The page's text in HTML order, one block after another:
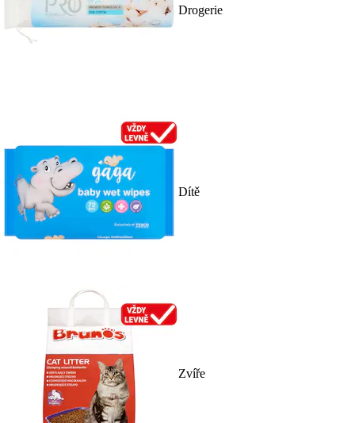
Drogerie
Dítě
Zvíře